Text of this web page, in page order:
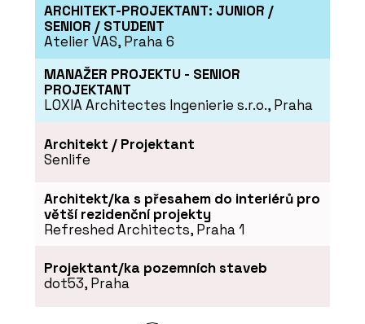
O FIRMĚ
Aluprof System Czech s.r.o.
ARCHITEKT-PROJEKTANT: JUNIOR /
SENIOR / STUDENT
Atelier VAS, Praha 6
MANAŽER PROJEKTU - SENIOR
PROJEKTANT
LOXIA Architectes Ingenierie s.r.o., Praha
Architekt / Projektant
Senlife
Architekt/ka s přesahem do interiérů pro
větší rezidenční projekty
Refreshed Architects, Praha 1
Projektant/ka pozemních staveb
dot53, Praha